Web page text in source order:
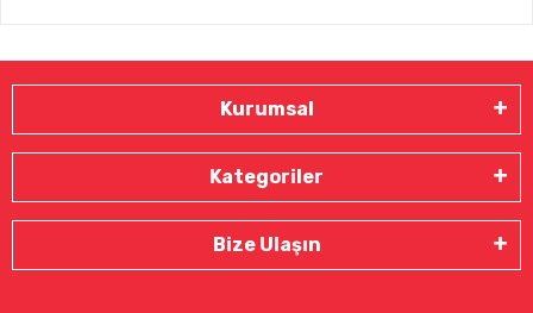
Kurumsal
Kategoriler
Bize Ulaşın